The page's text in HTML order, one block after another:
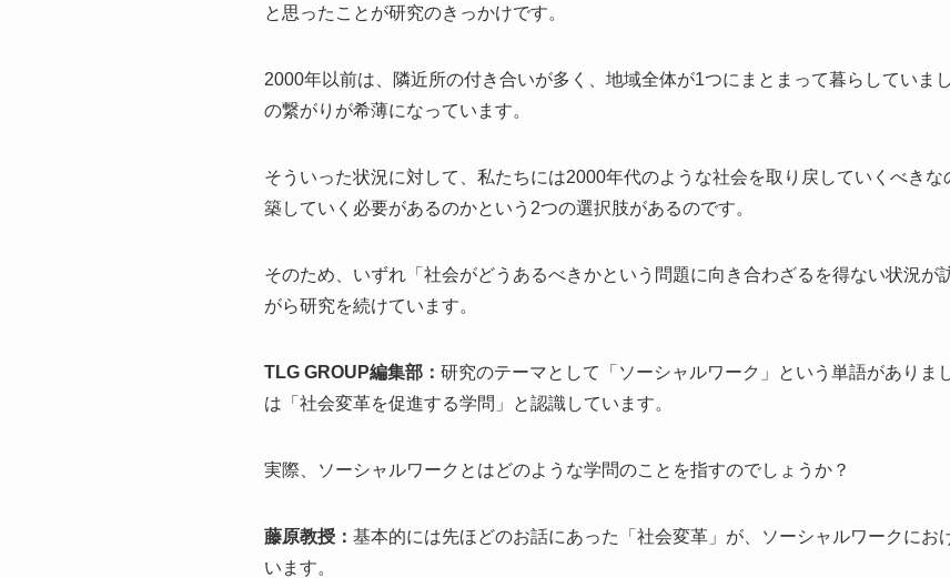
と思ったことが研究のきっかけです。
2000年以前は、隣近所の付き合いが多く、地域全体が1つにまとまって暮らしていま
の繋がりが希薄になっています。
そういった状況に対して、私たちには2000年代のような社会を取り戻していくべき
築していく必要があるのかという2つの選択肢があるのです。
そのため、いずれ「社会がどうあるべきかという問題に向き合わざるを得ない状況が
がら研究を続けています。
TLG GROUP編集部： 研究のテーマとして「ソーシャルワーク」という単語がありま
は「社会変革を促進する学問」と認識しています。
実際、ソーシャルワークとはどのような学問のことを指すのでしょうか？
藤原教授： 基本的には先ほどのお話にあった「社会変革」が、ソーシャルワークにお
います。